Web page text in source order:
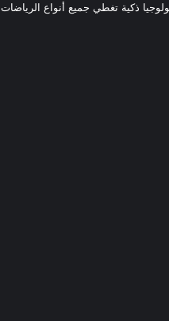
ذكية تغطي جميع أنواع الرياضات